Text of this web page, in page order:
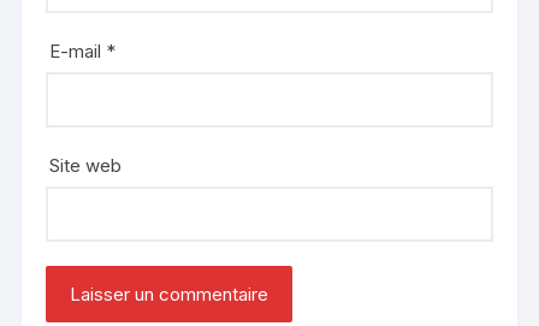
E-mail *
Site web